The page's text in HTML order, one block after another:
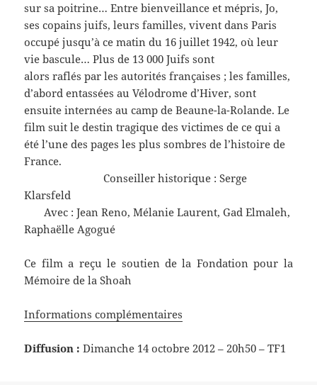
sur sa poitrine… Entre bienveillance et mépris, Jo,
ses copains juifs, leurs familles, vivent dans Paris
occupé jusqu’à ce matin du 16 juillet 1942, où leur
vie bascule… Plus de 13 000 Juifs sont
alors raflés par les autorités françaises ; les familles,
d’abord entassées au Vélodrome d’Hiver, sont
ensuite internées au camp de Beaune-la-Rolande. Le
film suit le destin tragique des victimes de ce qui a
été l’une des pages les plus sombres de l’histoire de
France.
Conseiller historique : Serge
Klarsfeld
Avec : Jean Reno, Mélanie Laurent, Gad Elmaleh,
Raphaëlle Agogué
Ce film a reçu le soutien de la Fondation pour la
Mémoire de la Shoah
Informations complémentaires
Diffusion :Dimanche 14 octobre 2012 – 20h50 – TF1